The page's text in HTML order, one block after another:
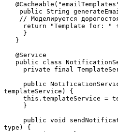
public String
// Моделируется
return "Template for: "
     }
   }
   @Service
public class
private final
templateService) {
this.templateService =
     }
type) {